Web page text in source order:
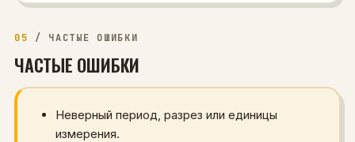
05 / ЧАСТЫЕ ОШИБКИ
ЧАСТЫЕ ОШИБКИ
Неверный период, разрез или единицы
измерения.